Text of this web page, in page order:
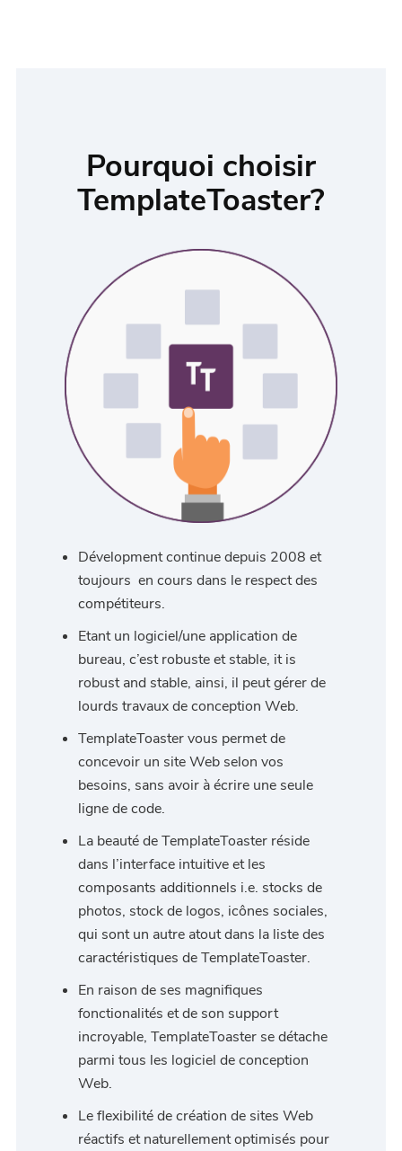
Pourquoi choisir
TemplateToaster?
Dévelopment continue depuis 2008 et
toujours en cours dans le respect des
compétiteurs.
Etant un logiciel/une application de
bureau, c’est robuste et stable, it is
robust and stable, ainsi, il peut gérer de
lourds travaux de conception Web.
TemplateToaster vous permet de
concevoir un site Web selon vos
besoins, sans avoir à écrire une seule
ligne de code.
La beauté de TemplateToaster réside
dans l’interface intuitive et les
composants additionnels i.e. stocks de
photos, stock de logos, icônes sociales,
qui sont un autre atout dans la liste des
caractéristiques de TemplateToaster.
En raison de ses magnifiques
fonctionalités et de son support
incroyable, TemplateToaster se détache
parmi tous les logiciel de conception
Web.
Le flexibilité de création de sites Web
réactifs et naturellement optimisés pour